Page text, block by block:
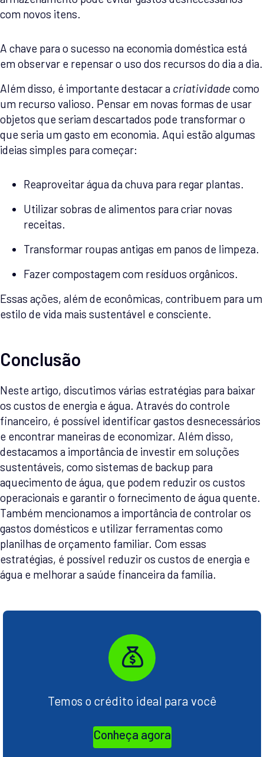
com novos itens.
A chave para o sucesso na economia doméstica está
em observar e repensar o uso dos recursos do dia a dia.
Além disso, é importante destacar a criatividade como
um recurso valioso. Pensar em novas formas de usar
objetos que seriam descartados pode transformar o
que seria um gasto em economia. Aqui estão algumas
ideias simples para começar:
Reaproveitar água da chuva para regar plantas.
Utilizar sobras de alimentos para criar novas
receitas.
Transformar roupas antigas em panos de limpeza.
Fazer compostagem com resíduos orgânicos.
Essas ações, além de econômicas, contribuem para um
estilo de vida mais sustentável e consciente.
Conclusão
Neste artigo, discutimos várias estratégias para baixar
os custos de energia e água. Através do controle
financeiro, é possível identificar gastos desnecessários
e encontrar maneiras de economizar. Além disso,
destacamos a importância de investir em soluções
sustentáveis, como sistemas de backup para
aquecimento de água, que podem reduzir os custos
operacionais e garantir o fornecimento de água quente.
Também mencionamos a importância de controlar os
gastos domésticos e utilizar ferramentas como
planilhas de orçamento familiar. Com essas
estratégias, é possível reduzir os custos de energia e
água e melhorar a saúde financeira da família.
Temos o crédito ideal para você
Conheça agora